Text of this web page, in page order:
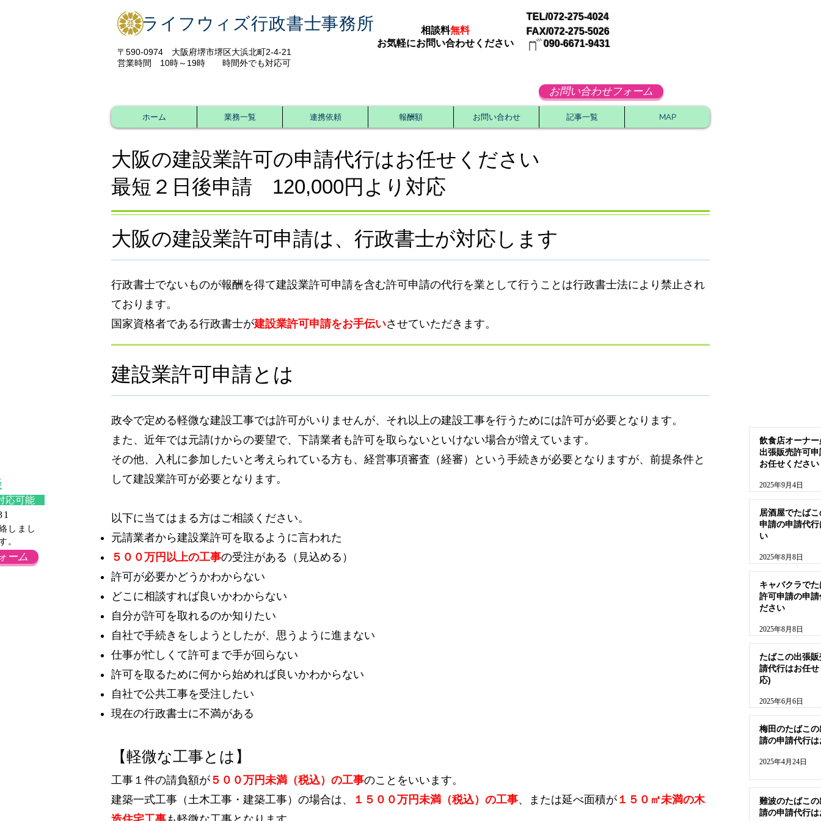
ライフウィズ行政書士事務所
〒590-0974 ​大阪府堺市堺区大浜北町2-4-21
​営業時間 10時～19時 時間外でも対応可
相談料無料
​お気軽にお問い合わせください
TEL/072-275-4024
FAX/072-275-5026
090-6671-9431
お問い合わせフォーム
ホーム 業務一覧 連携依頼 報酬額 お問い合わせ 記事一覧 MAP
大阪の建設業許可の申請代行はお任せください
最短２日後申請 120,000円より対応
大阪の建設業許可申請は、行政書士が対応します
行政書士でないものが報酬を得て建設業許可申請を含む許可申請の代行を業として行うことは行政書士法により禁止され
ております。
​国家資格者である行政書士が建設業許可申請をお手伝いさせていただきます。
建設業許可申請とは
政令で定める軽微な建設工事では許可がいりませんが、それ以上の建設工事を行うためには許可が必要となります。
また、近年では元請けからの要望で、下請業者も許可を取らないといけない場合が増えています。
​その他、入札に参加したいと考えられている方も、経営事項審査（経審）という手続きが必要となりますが、前提条件と
して建設業許可が必要となります。
以下に当てはまる方はご相談ください。
元請業者から建設業許可を取るように言われた
５００万円以上の工事の受注がある（見込める）
許可が必要かどうかわからない
どこに相談すれば良いかわからない
​自分が許可を取れるのか知りたい
自社で手続きをしようとしたが、思うように進まない
仕事が忙しくて許可まで手が回らない
許可を取るために何から始めれば良いかわからない
自社で公共工事を受注したい
現在の行政書士に不満がある
【軽微な工事とは】
工事１件の請負額が ５００万円未満（税込）の工事のことをいいます。
建築一式工事（土木工事・建築工事）の場合は、
１５００万円未満（税込）の工事、または延べ面積が １５０㎡未満の木
飲食店オーナ
出張販売許可
お任せください
2025年9月4日
居酒屋でたば
申請の申請代
い
2025年8月8日
キャバクラで
許可申請の申
ださい
2025年8月8日
たばこの出張
請代行はお任
応)
2025年6月6日
梅田のたばこ
請の申請代行
2025年4月24日
難波のたばこ
請の申請代行
ーム
応可能
しまし
。